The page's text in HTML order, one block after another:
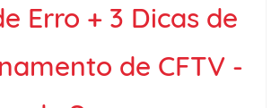
Erro + 3 Dicas de
de CFTV -